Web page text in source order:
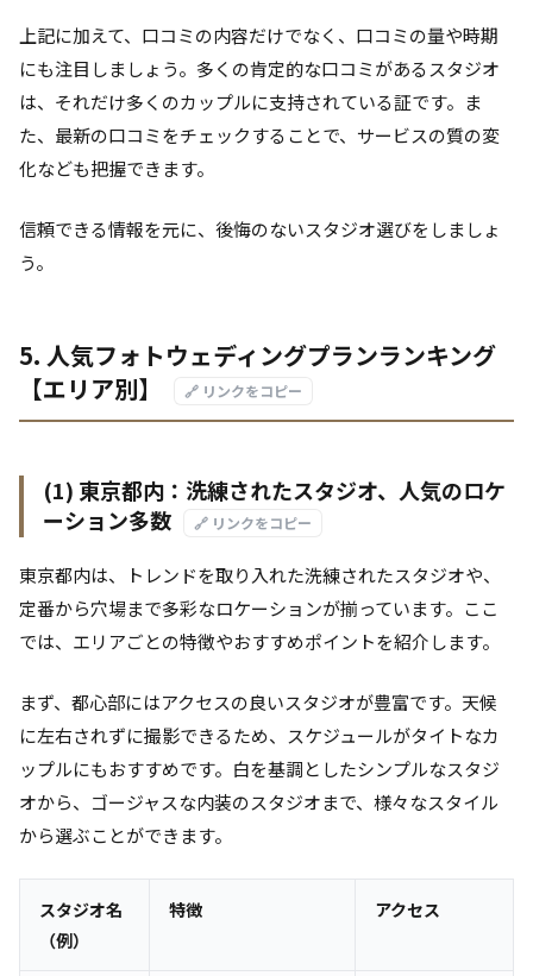
上記に加えて、口コミの内容だけでなく、口コミの量や時期
にも注目しましょう。多くの肯定的な口コミがあるスタジオ
は、それだけ多くのカップルに支持されている証です。ま
た、最新の口コミをチェックすることで、サービスの質の変
化なども把握できます。
信頼できる情報を元に、後悔のないスタジオ選びをしましょ
う。
5. 人気フォトウェディングプランランキング
【エリア別】
🔗 リンクをコピー
(1) 東京都内：洗練されたスタジオ、人気のロケ
ーション多数
🔗 リンクをコピー
東京都内は、トレンドを取り入れた洗練されたスタジオや、
定番から穴場まで多彩なロケーションが揃っています。ここ
では、エリアごとの特徴やおすすめポイントを紹介します。
まず、都心部にはアクセスの良いスタジオが豊富です。天候
に左右されずに撮影できるため、スケジュールがタイトなカ
ップルにもおすすめです。白を基調としたシンプルなスタジ
オから、ゴージャスな内装のスタジオまで、様々なスタイル
から選ぶことができます。
スタジオ名
（例）
特徴 アクセス